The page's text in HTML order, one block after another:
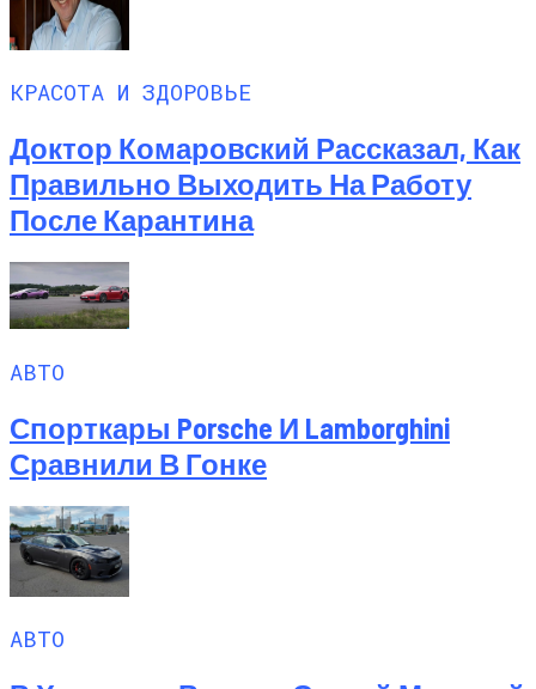
КРАСОТА И ЗДОРОВЬЕ
Доктор Комаровский Рассказал, Как
Правильно Выходить На Работу
После Карантина
АВТО
Спорткары Porsche И Lamborghini
Сравнили В Гонке
АВТО